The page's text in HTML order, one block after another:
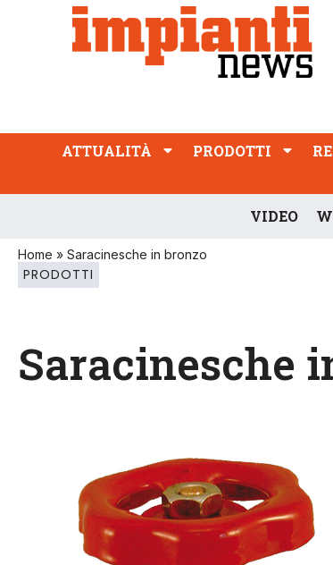
ATTUALITÀ PRODOTTI
PROFESSIONE
ATTUALITÀ PRODOTTI
VIDEO
Home » Saracinesche in bronzo
PRODOTTI
Saracinesche